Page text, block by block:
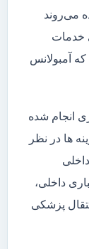
می‌روند
خدمات
آمبولانس
انجام شده
ها در نظر
داخلی،
پزشکی